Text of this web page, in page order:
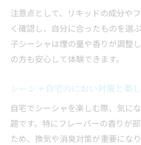
注意点として、リキッドの成分や
く確認し、自分に合ったものを選
子シーシャは煙の量や香りが調整
の方も安心して体験できます。
シーシャ自宅のにおい対策と楽
自宅でシーシャを楽しむ際、気に
題です。特にフレーバーの香りが
ため、換気や消臭対策が重要にな